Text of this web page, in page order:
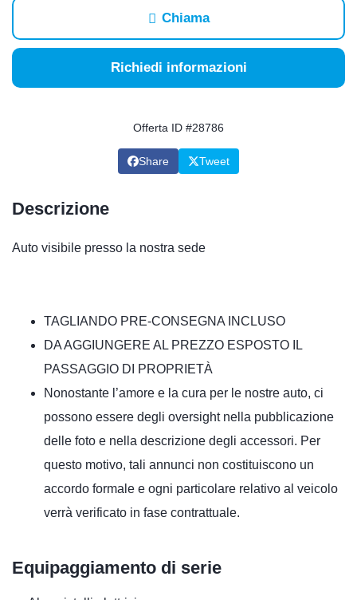
Chiama
Richiedi informazioni
Offerta ID #28786
Share Tweet
Descrizione
Auto visibile presso la nostra sede
TAGLIANDO PRE-CONSEGNA INCLUSO
DA AGGIUNGERE AL PREZZO ESPOSTO IL
PASSAGGIO DI PROPRIETÀ
Nonostante l’amore e la cura per le nostre auto, ci
possono essere degli oversight nella pubblicazione
delle foto e nella descrizione degli accessori. Per
questo motivo, tali annunci non costituiscono un
accordo formale e ogni particolare relativo al veicolo
verrà verificato in fase contrattuale.
Equipaggiamento di serie